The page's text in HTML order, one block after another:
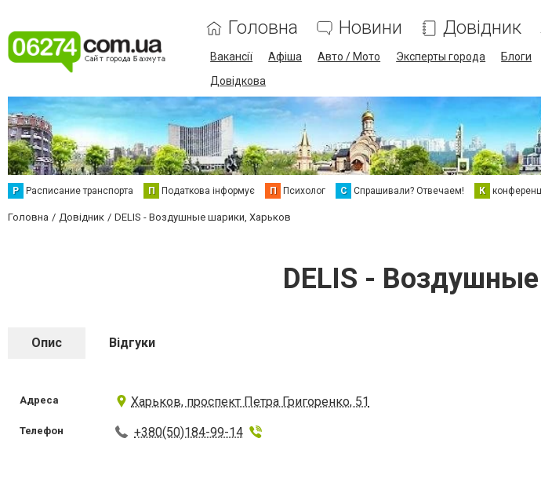
Головна Новини Довідник
Вакансії Афіша Авто / Мото Эксперты города Блоги
Довідкова
Р Расписание транспорта П Податкова інформує П Психолог С Спрашивали? Отвечаем! К
Головна Довідник DELIS - Воздушные шарики, Харьков
DELIS -
Опис Відгуки
Адреса Харьков, проспект Петра Григоренко, 51
Телефон +380(50)184-99-14